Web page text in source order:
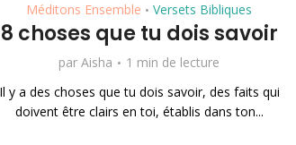
Méditons Ensemble • Versets Bibliques
8 choses que tu dois savoir
par Aisha
1 min de lecture
Il y a des choses que tu dois savoir, des faits qui
doivent être clairs en toi, établis dans ton...